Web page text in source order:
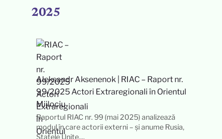
2025
Aleksandr Aksenenok RIAC – Raport nr.
99/2025 Actori Extraregionali în Orientul
Mijlociu
Raportul RIAC nr. 99 (mai 2025) analizează
modul în care actorii externi – și anume Rusia,
Statele Unite,...